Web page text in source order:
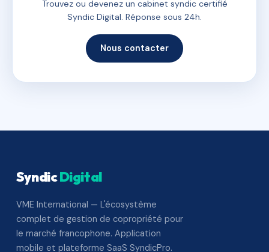
Trouvez ou devenez un cabinet syndic certifié
Syndic Digital. Réponse sous 24h.
Nous contacter
SyndicDigital
VME International — L'écosystème
complet de gestion de copropriété pour
le marché francophone. Application
mobile et plateforme SaaS SyndicPro.